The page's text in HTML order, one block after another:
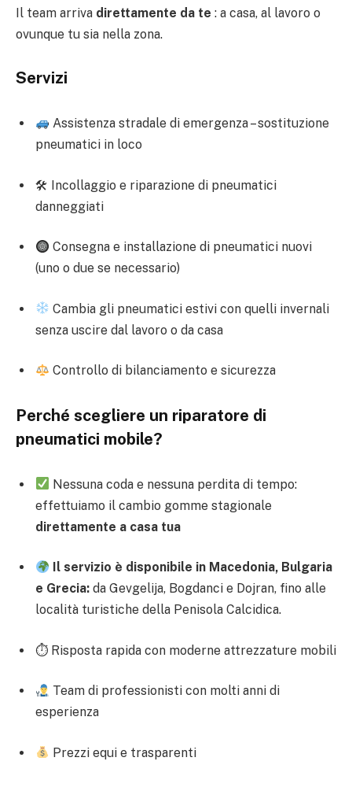
Il team arriva direttamente da te : a casa, al lavoro o
ovunque tu sia nella zona.
Servizi
Assistenza stradale di emergenza – sostituzione
pneumatici in loco
🛠 Incollaggio e riparazione di pneumatici
danneggiati
Consegna e installazione di pneumatici nuovi
(uno o due se necessario)
Cambia gli pneumatici estivi con quelli invernali
senza uscire dal lavoro o da casa
Controllo di bilanciamento e sicurezza
Perché scegliere un riparatore di
pneumatici mobile?
Nessuna coda e nessuna perdita di tempo:
effettuiamo il cambio gomme stagionale
direttamente a casa tua
Il servizio è disponibile in Macedonia, Bulgaria
e Grecia: da Gevgelija, Bogdanci e Dojran, fino alle
località turistiche della Penisola Calcidica.
⏱ Risposta rapida con moderne attrezzature mobili
Team di professionisti con molti anni di
esperienza
Prezzi equi e trasparenti